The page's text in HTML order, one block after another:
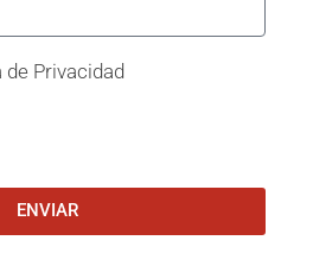
Privacidad
ENVIAR